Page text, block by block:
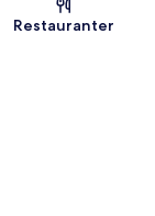
Restauranter